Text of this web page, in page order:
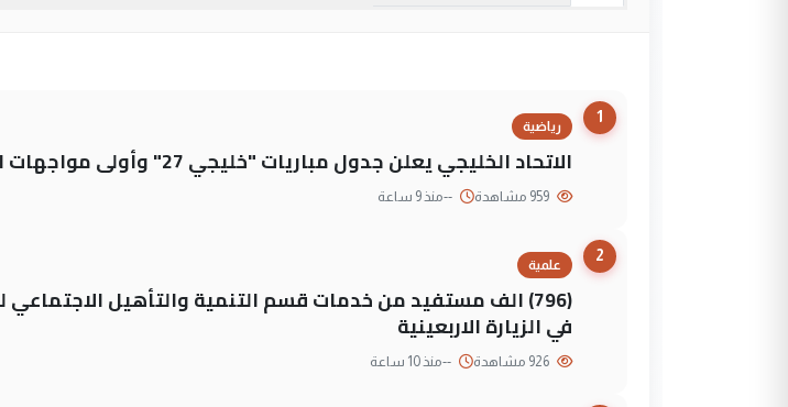
1
رياضية
الاتحاد الخليجي يعلن جدول مباريات "خليجي 27" وأولى مواجهات العراق
--منذ 9 ساعة
2
علمية
(796) الف مستفيد من خدمات قسم التنمية والتأهيل الاجتماعي
في الزيارة الاربعينية
--منذ 10 ساعة